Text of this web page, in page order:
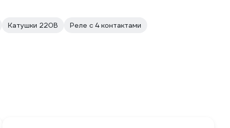
Катушки 220В
Реле с 4 контактами